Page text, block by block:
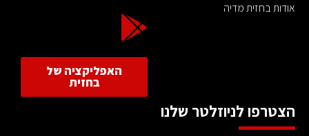
אודות בחזית מדיה
האפליקציה של
בחזית
הצטרפו לניוזלטר שלנו